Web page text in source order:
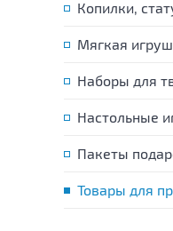
Копилки,
Мягкая
Наборы для
Настольные
Пакеты
Товары для